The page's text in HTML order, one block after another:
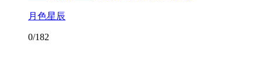
月色星辰
0/182